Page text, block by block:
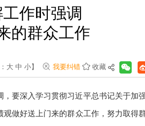
作时强调
的群众工作
大 中 小】 我要纠错 收藏
要深入学习贯彻习近平总书记关于加
做好送上门来的群众工作，努力取得